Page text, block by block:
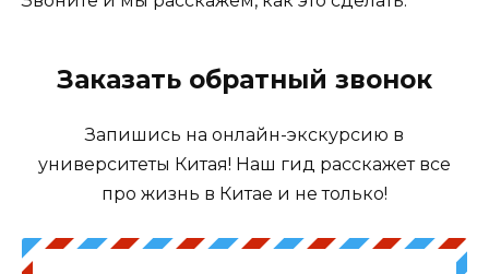
Заказать обратный звонок
Запишись на онлайн-экскурсию в
университеты Китая! Наш гид расскажет все
про жизнь в Китае и не только!